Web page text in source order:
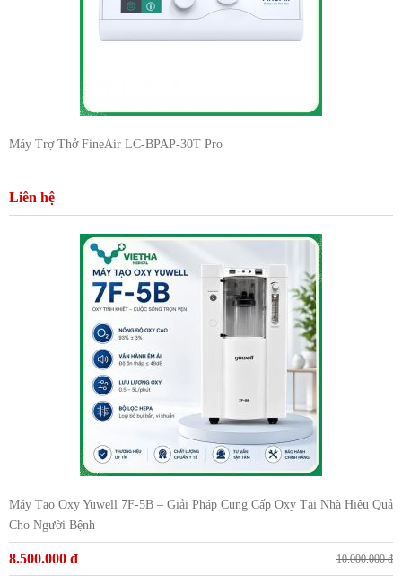
Máy Trợ Thở FineAir LC-BPAP-30T Pro
Liên hệ
Máy Tạo Oxy Yuwell 7F-5B – Giải Pháp Cung Cấp Oxy Tại Nhà Hiệu Quả
Cho Người Bệnh
8.500.000 đ 10.000.000 đ